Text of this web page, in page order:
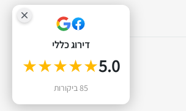
דירוג כללי
5.0
★★★★★
85 ביקורות